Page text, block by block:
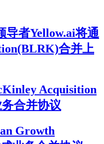
者Yellow.ai将通
合并上
Acquisition
合并协议
Growth